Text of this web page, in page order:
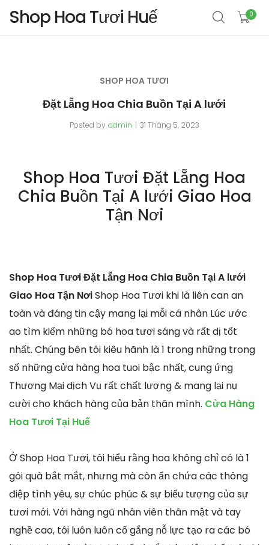
Shop Hoa Tươi Huế 0
SHOP HOA TƯƠI
Đặt Lẵng Hoa Chia Buồn Tại A lưới
Posted by admin 31 Tháng 5, 2023
Shop Hoa Tươi Đặt Lẵng Hoa
Chia Buồn Tại A lưới Giao Hoa
Tận Nơi
Shop Hoa Tươi Đặt Lẵng Hoa Chia Buồn Tại A lưới
Giao Hoa Tận NơiShop Hoa Tươi khi là liên can an
toàn và đáng tin cậy mang lại mỗi cá nhân Lúc ước
ao tìm kiếm những bó hoa tươi sáng và rất dị tốt
nhất. Chúng bên tôi kiêu hãnh là 1 trong những trong
số những cửa hàng hoa tuoi bậc nhất, cung ứng
Thương Mại dịch Vụ rất chất lượng & mang lại nụ
cười cho khách hàng của bản thân mình. Cửa Hàng
Hoa Tươi Tại Huế
Ở Shop Hoa Tươi, tôi hiểu rằng hoa không chỉ có là 1
gói quà bắt mắt, nhưng mà còn ẩn chứa các thông
điệp tình yêu, sự chúc phúc & sự biểu tượng của sự
tươi mới. Với hàng ngũ nhân viên thân mật và tay
nghề cao, tôi luôn luôn cố gắng nỗ lực tạo ra các bó